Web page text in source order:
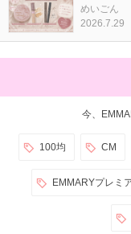
めいごん
2026.7.29
今、
100均 CM
EMMARYプレミ